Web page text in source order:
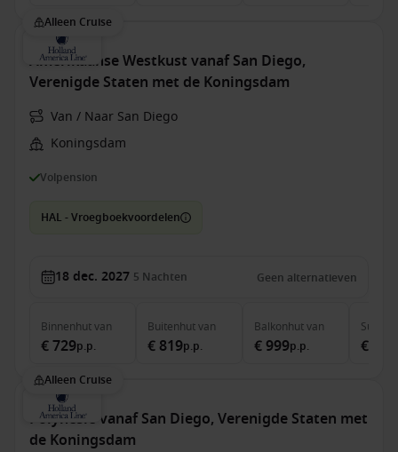
Alleen Cruise
Amerikaanse Westkust vanaf San Diego,
Verenigde Staten met de Koningsdam
Van / Naar San Diego
Koningsdam
Volpension
HAL - Vroegboekvoordelen
18 dec. 2027 5 Nachten Geen alternatieven
Binnenhutvan
€ 729p.p.
Buitenhutvan
€ 819p.p.
Balkonhutvan
€ 999p.p.
Suite
€
Alleen Cruise
Polynesië vanaf San Diego, Verenigde Staten met
de Koningsdam